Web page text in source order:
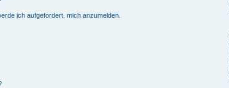
ich aufgefordert, mich anzumelden.